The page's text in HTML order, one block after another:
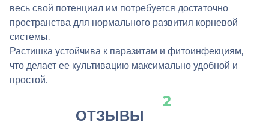
весь свой потенциал им потребуется достаточно
пространства для нормального развития корневой
системы.
Растишка устойчива к паразитам и фитоинфекциям,
что делает ее культивацию максимально удобной и
простой.
ОТЗЫВЫ
2